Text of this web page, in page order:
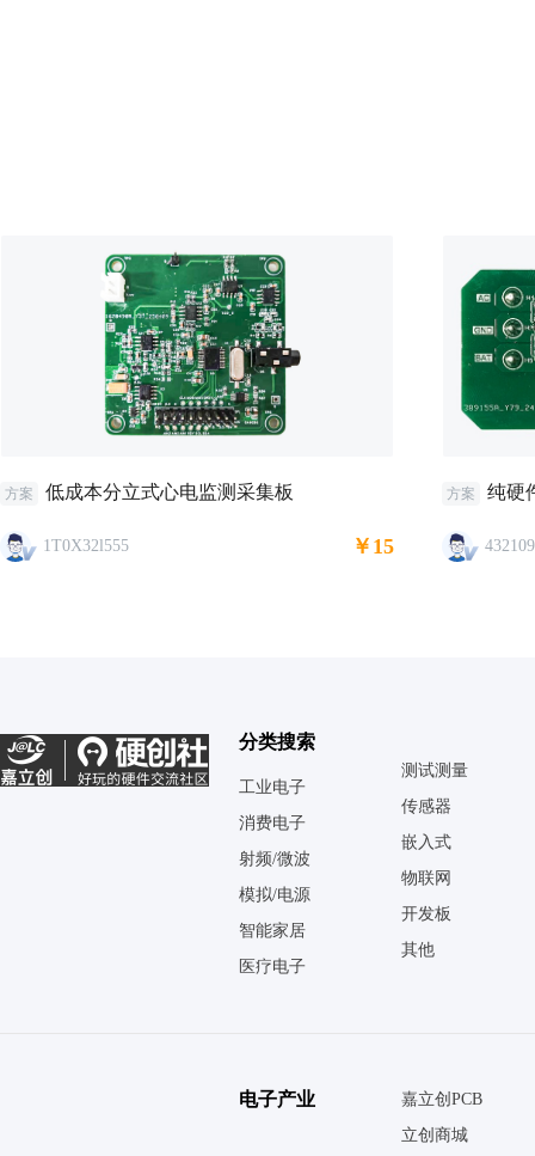
方案 低成本分立式心电监测采集板
1T0X32l555 ￥15
方案
分类搜索
工业电子
消费电子
射频/微波
模拟/电源
智能家居
医疗电子
测试测量
传感器
嵌入式
物联网
开发板
其他
电子产业
嘉立创PCB
立创商城